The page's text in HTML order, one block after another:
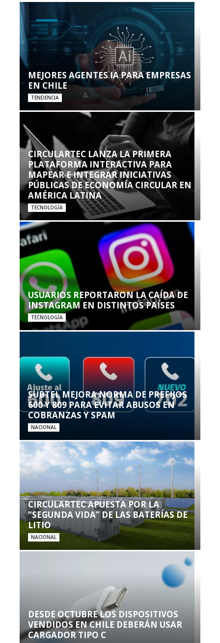
MEJORES AGENTES IA PARA EMPRESAS
EN CHILE
TENDENCIA
CIRCULARTEC LANZA LA PRIMERA
PLATAFORMA INTERACTIVA PARA
MAPEAR E INTEGRAR INICIATIVAS
PÚBLICAS DE ECONOMÍA CIRCULAR EN
AMÉRICA LATINA
TECNOLOGÍA
USUARIOS REPORTARON LA CAÍDA DE
INSTAGRAM EN DISTINTOS PAÍSES
TECNOLOGÍA
SUBTEL MEJORA NORMA DE PREFIJOS
600 Y 809 PARA EVITAR ABUSOS EN
COBRANZAS Y SPAM
NACIONAL
CIRCULARTEC APUESTA POR LA
“SEGUNDA VIDA” DE LAS BATERÍAS DE
LITIO
NACIONAL
DESDE OCTUBRE LOS DISPOSITIVOS
VENDIDOS EN CHILE DEBERÁN USAR
CARGADOR TIPO C